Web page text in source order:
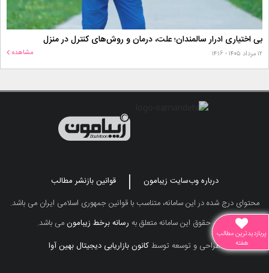
بی اختیاری ادرار سالمندان؛ علت، درمان و روش‌های کنترل در منزل
۱۲ مرداد ۱۴۰۵ - ۱۴:۱۶ مشاهده
درباره وب‌سایت زیبامون
قوانین بازنشر مطالب
محتوای درج شده در این سامانه، متناسب با قوانین جمهوری اسلامی ایران می باشد.
تمامی حقوق این سامانه متعلق به رسانه برخط زیبامونمی باشد.
طراحی و توسعه توسطکانون بازاریابی دیجیتال بهین آوا
پربازدیدترین مطالب
هفته